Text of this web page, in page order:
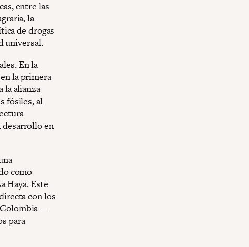
entre las
la
de drogas
universal.
En la
la primera
la alianza
fósiles, al
desarrollo en
como
Haya. Este
con los
Colombia—
para